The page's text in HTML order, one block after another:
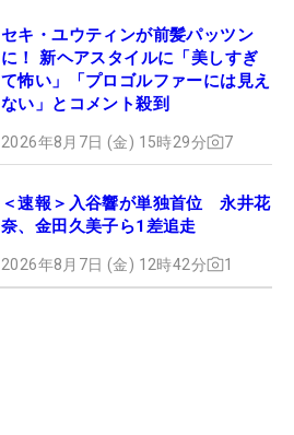
セキ・ユウティンが前髪パッツン
に！ 新ヘアスタイルに「美しすぎ
て怖い」「プロゴルファーには見え
ない」とコメント殺到
2026年8月7日 (金) 15時29分 7
＜速報＞入谷響が単独首位 永井花
奈、金田久美子ら1差追走
2026年8月7日 (金) 12時42分 1